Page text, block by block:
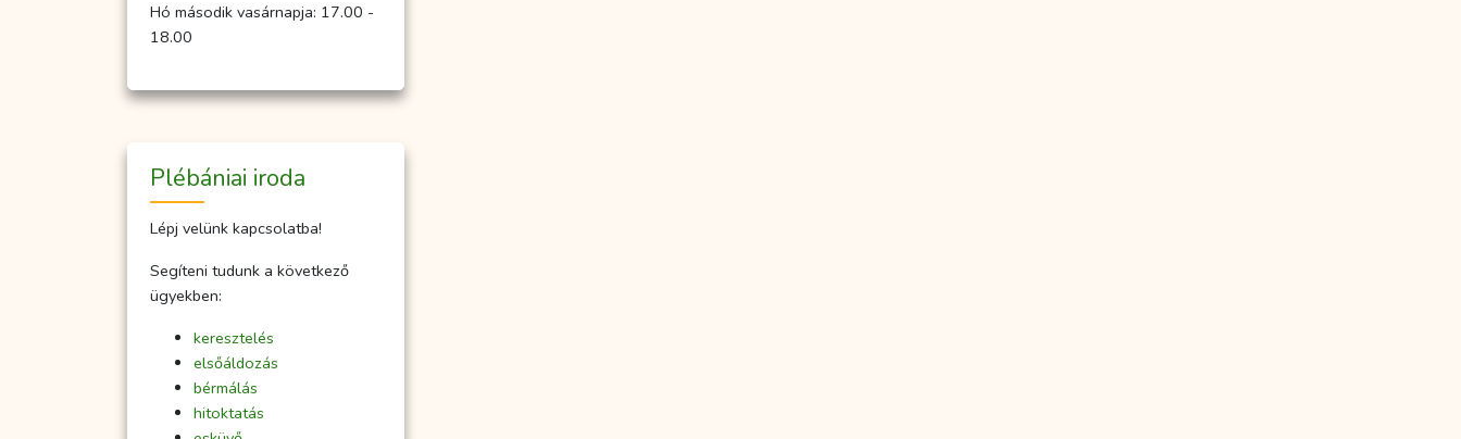
Hó második vasárnapja: 17.00 -
18.00
Plébániai iroda
Lépj velünk kapcsolatba!
Segíteni tudunk a következő
ügyekben:
keresztelés
elsőáldozás
bérmálás
hitoktatás